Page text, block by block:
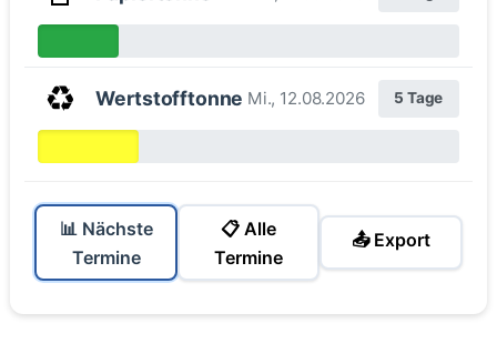
♻️ Wertstofftonne Mi., 12.08.2026 5 Tage
📊 Nächste
Termine
📋 Alle
Termine
📤 Export